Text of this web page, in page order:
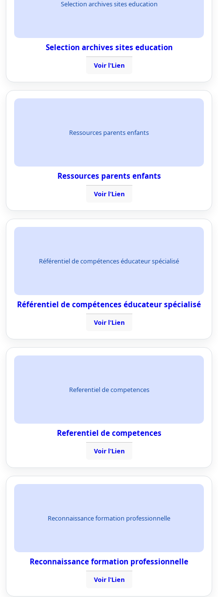
Selection archives sites education
Selection archives sites education
Voir l'Lien
Ressources parents enfants
Ressources parents enfants
Voir l'Lien
Référentiel de compétences éducateur spécialisé
Référentiel de compétences éducateur spécialisé
Voir l'Lien
Referentiel de competences
Referentiel de competences
Voir l'Lien
Reconnaissance formation professionnelle
Reconnaissance formation professionnelle
Voir l'Lien